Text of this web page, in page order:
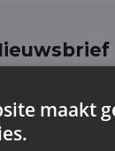
de
nieuws
en tonen
Blijf
maakt